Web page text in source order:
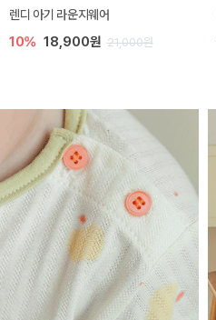
렌디 아기 라운지웨어
10% 18,900원 21,000원